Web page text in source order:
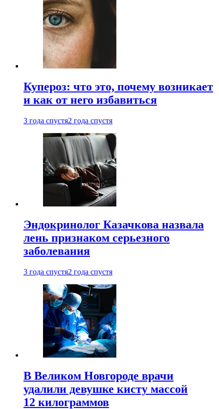
Купероз: что это, почему возникает
и как от него избавиться
3 года спустя2 года спустя
Эндокринолог Казачкова назвала
лень признаком серьезного
заболевания
3 года спустя2 года спустя
В Великом Новгороде врачи
удалили девушке кисту массой
12 килограммов